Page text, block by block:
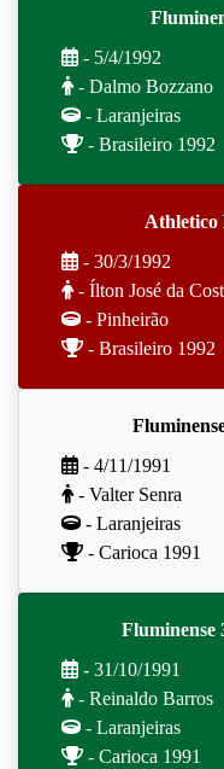
- 5/4/1992
- Dalmo Bozzano
- Laranjeiras
- Brasileiro 1992
Athletico
- 30/3/1992
- Ílton José da
- Pinheirão
- Brasileiro 1992
- 4/11/1991
- Valter Senra
- Laranjeiras
- Carioca 1991
Fluminense
- 31/10/1991
- Reinaldo Barros
- Laranjeiras
- Carioca 1991